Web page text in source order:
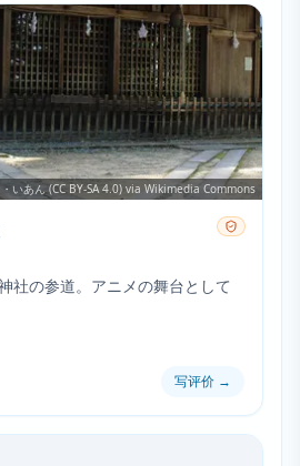
いあん (CC BY-SA 4.0) via Wikimedia Commons
社の参道。アニメの舞台として
写评价 →